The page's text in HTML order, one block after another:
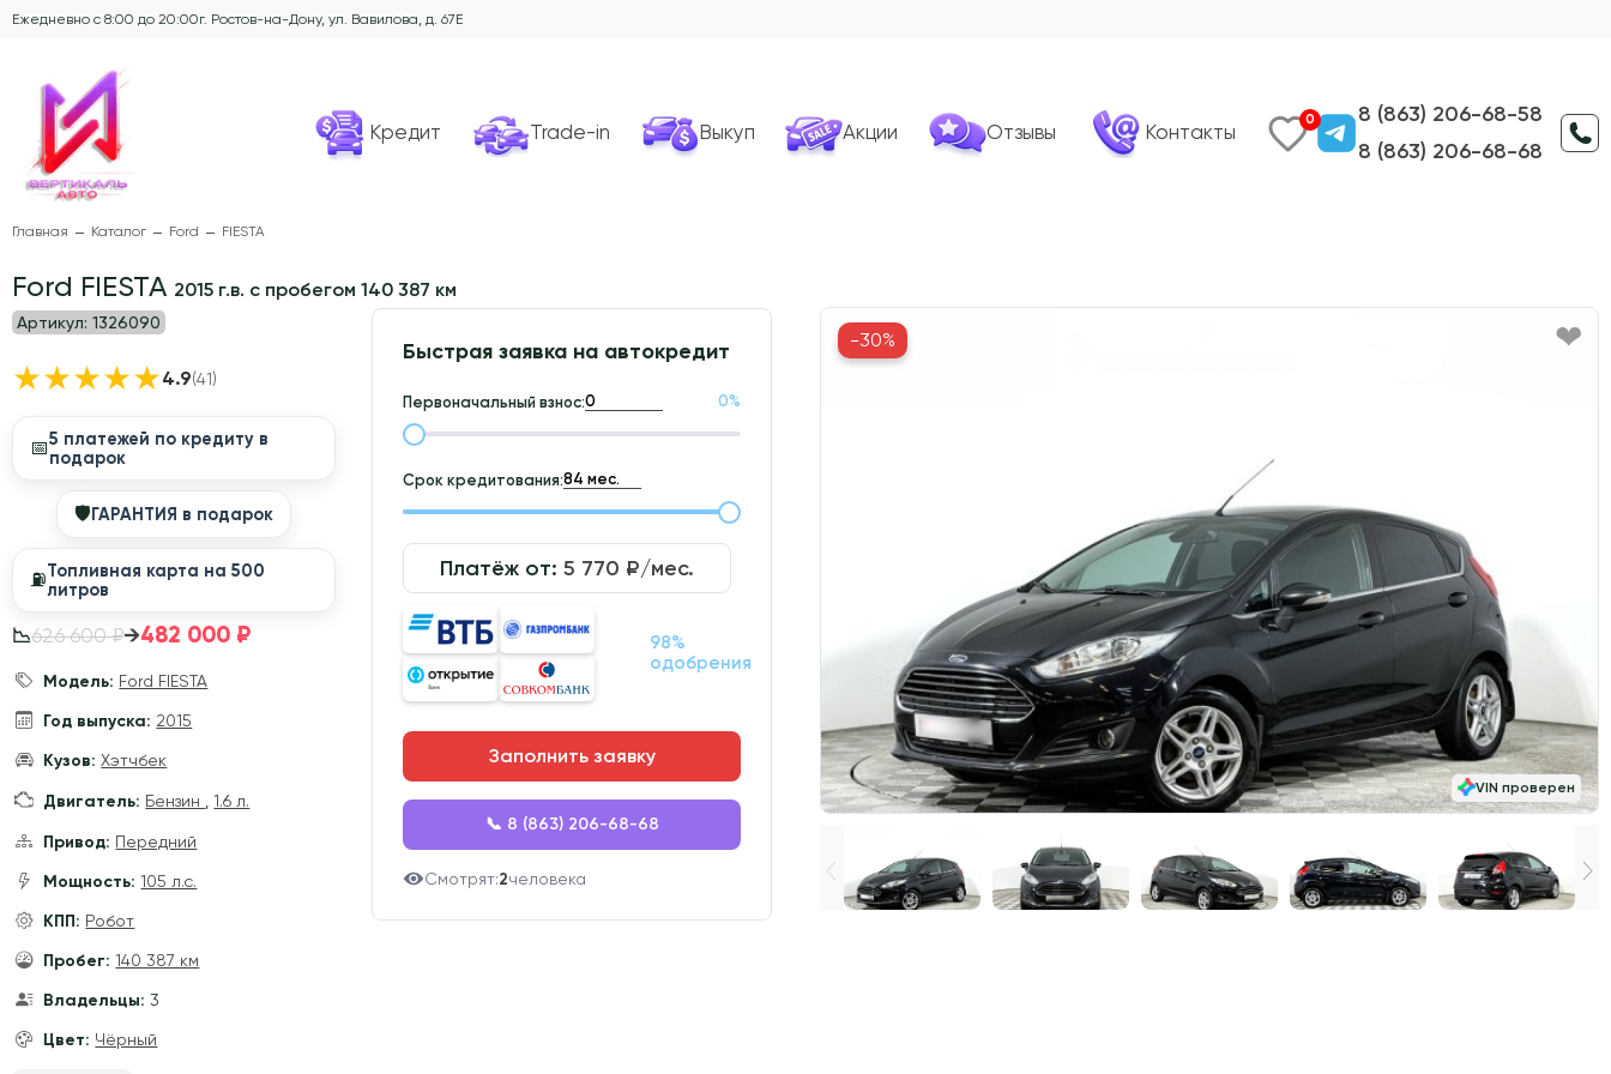
Ежедневно с 8:00 до 20:00г. Ростов-на-Дону, ул. Вавилова, д. 67Е
Кредит Trade-in Выкуп Акции Отзывы Контакты
0
8 (863) 206-68-58
8 (863) 206-68-68
Главная Каталог Ford FIESTA
Ford FIESTA 2015 г.в. с пробегом 140 387 км
Артикул: 1326090
★★★★★4.9(41)
📅5 платежей по кредиту в
подарок
🛡ГАРАНТИЯ в подарок
⛽️Топливная карта на 500
литров
📉626 600 ₽→482 000 ₽
Модель: Ford FIESTA
Год выпуска: 2015
Кузов: Хэтчбек
Двигатель: Бензин ,1.6 л.
Привод: Передний
Мощность: 105 л.с.
КПП: Робот
Пробег: 140 387 км
Владельцы: 3
Цвет: Чёрный
Быстрая заявка на автокредит
Первоначальный взнос: 0%
Срок кредитования:
Платёж от: 5 770 ₽/мес.
98%
одобрения
Заполнить заявку
📞 8 (863) 206-68-68
Смотрят:2человека
VIN проверен
-30%